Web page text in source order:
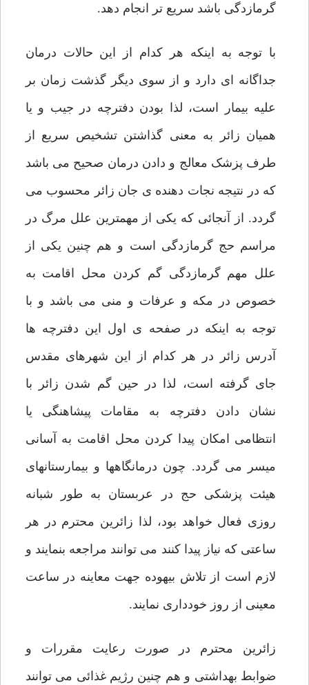
گرمازدگی باشد سریع تر انجام دهد.
با توجه به اینکه هر کدام از این حالات درمان
جداگانه ای دارد و از سوی دیگر گذشت زمان بر
علیه بیمار است، لذا بودن دفترچه در جیب و یا
همیان زائر به معنی گذاشتن تشخیص سریع از
طرف پزشک معالج و دادن درمان صحیح می باشد
که در نتیجه نجات دهنده ی جان زائر محسوب می
گردد. از آنجائی که یکی از مهمترین علل مرگ در
مراسم حج گرمازدگی است و هم چنین یکی از
علل مهم گرمازدگی گم کردن محل اقامت به
خصوص در مکه و عرفات و منی می باشد و با
توجه به اینکه در صفحه ی اول این دفترچه ها
آدرس زائر در هر کدام از این شهرهای مقدس
جای گرفته است، لذا در حین گم شدن زائر با
نشان دادن دفترچه به مقامات پیشاهنگی یا
انتظامی امکان پیدا کردن محل اقامت به آسانی
میسر می گردد. چون درمانگاهها و بیمارستانهای
هیئت پزشکی حج در عربستان به طور شبانه
روزی فعال خواهد بود، لذا زائرین محترم در هر
ساعتی که نیاز پیدا کنند می توانند مراجعه بنمایند و
لازم است از تلاش بیهوده جهت معاینه در ساعت
معینی از روز خودداری نمایند.
زائرین محترم در صورت رعایت مقررات و
ضوابط بهداشتی و هم چنین رژیم غذائی می توانند